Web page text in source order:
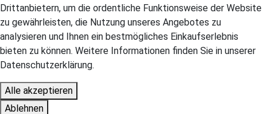
Drittanbietern, um die ordentliche Funktionsweise der Website
zu gewährleisten, die Nutzung unseres Angebotes zu
analysieren und Ihnen ein bestmögliches Einkaufserlebnis
bieten zu können. Weitere Informationen finden Sie in unserer
Datenschutzerklärung.
Alle akzeptieren
Ablehnen